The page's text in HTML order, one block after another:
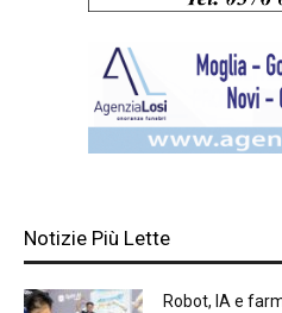
Notizie Più Lette
Robot, IA e